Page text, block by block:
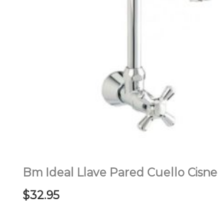
Bm Ideal Llave Pared Cuello Cisne
$32.95